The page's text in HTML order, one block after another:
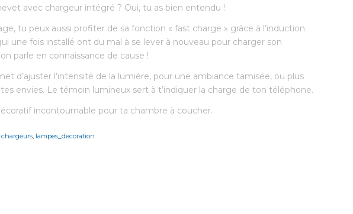
avec chargeur intégré ? Oui, tu as bien entendu !
tu peux aussi profiter de sa fonction « fast charge » grâce à l’induction.
une fois installé ont du mal à se lever à nouveau pour charger son
parle en connaissance de cause !
d’ajuster l’intensité de la lumière, pour une ambiance tamisée, ou plus
envies. Le témoin lumineux sert à t’indiquer la charge de ton téléphone.
incontournable pour ta chambre à coucher.
chargeurs, lampes_decoration